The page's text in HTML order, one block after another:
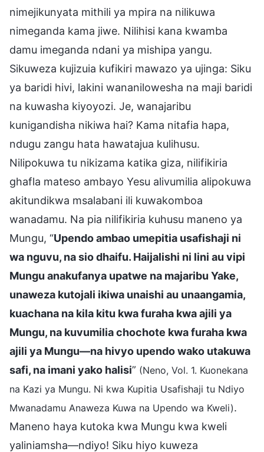
nimejikunyata mithili ya mpira na nilikuwa
nimeganda kama jiwe. Nilihisi kana kwamba
damu imeganda ndani ya mishipa yangu.
Sikuweza kujizuia kufikiri mawazo ya ujinga: Siku
ya baridi hivi, lakini wananilowesha na maji baridi
na kuwasha kiyoyozi. Je, wanajaribu
kunigandisha nikiwa hai? Kama nitafia hapa,
ndugu zangu hata hawatajua kulihusu.
Nilipokuwa tu nikizama katika giza, nilifikiria
ghafla mateso ambayo Yesu alivumilia alipokuwa
akitundikwa msalabani ili kuwakomboa
wanadamu. Na pia nilifikiria kuhusu maneno ya
Mungu, “Upendo ambao umepitia usafishaji ni
wa nguvu, na sio dhaifu. Haijalishi ni lini au vipi
Mungu anakufanya upatwe na majaribu Yake,
unaweza kutojali ikiwa unaishi au unaangamia,
kuachana na kila kitu kwa furaha kwa ajili ya
Mungu, na kuvumilia chochote kwa furaha kwa
ajili ya Mungu—na hivyo upendo wako utakuwa
safi, na imani yako halisi” (Neno, Vol. 1. Kuonekana
na Kazi ya Mungu. Ni kwa Kupitia Usafishaji tu Ndiyo
Mwanadamu Anaweza Kuwa na Upendo wa Kweli).
Maneno haya kutoka kwa Mungu kwa kweli
yaliniamsha—ndiyo! Siku hiyo kuweza